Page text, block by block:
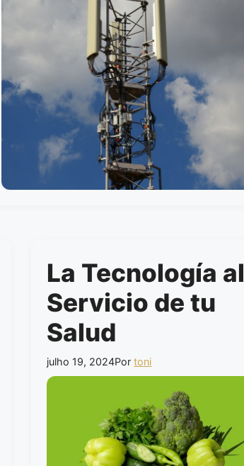
La Tecnología al
Servicio de tu
Salud
julho 19, 2024Portoni